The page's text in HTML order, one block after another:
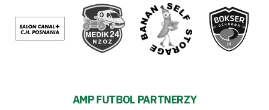
AMP FUTBOL PARTNERZY